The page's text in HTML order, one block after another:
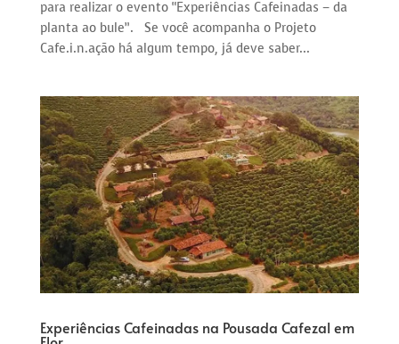
para realizar o evento “Experiências Cafeinadas – da
planta ao bule”. Se você acompanha o Projeto
Cafe.i.n.ação há algum tempo, já deve saber...
Experiências Cafeinadas na Pousada Cafezal em